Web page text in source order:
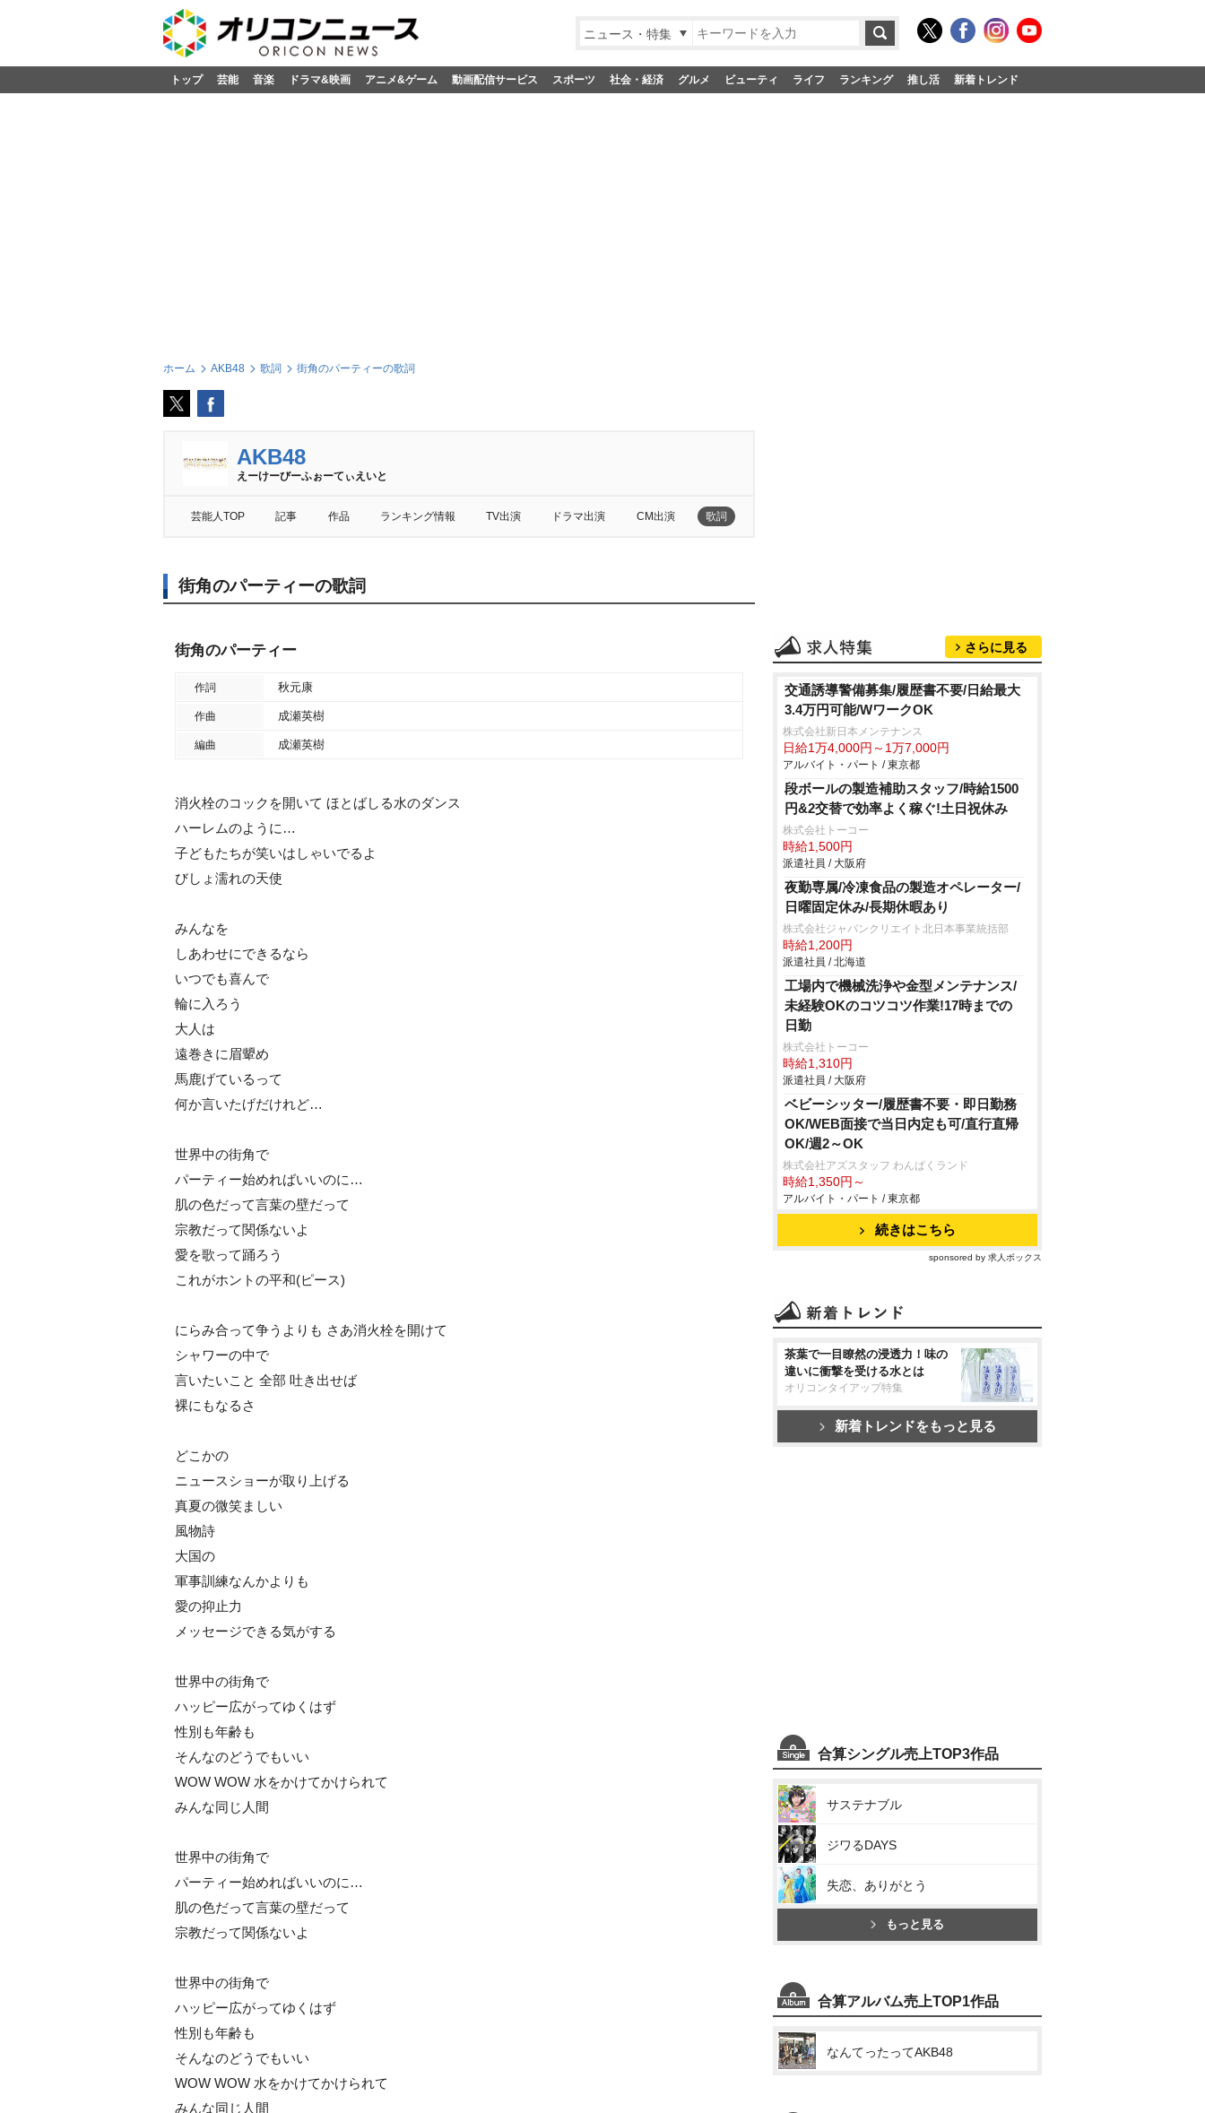
ニュース・特集
トップ 芸能 音楽 ドラマ&映画 アニメ&ゲーム 動画配信サービス スポーツ 社会・経済 グルメ ビューティ ライフ ランキング 推し活 新着トレンド
ホーム AKB48 歌詞 街角のパーティーの歌詞
AKB48
えーけーびーふぉーてぃえいと
芸能人TOP 記事 作品 ランキング情報 TV出演 ドラマ出演 CM出演 歌詞
街角のパーティーの歌詞
街角のパーティー
作詞 秋元康
作曲 成瀬英樹
編曲 成瀬英樹
消火栓のコックを開いて ほとばしる水のダンス
ハーレムのように…
子どもたちが笑いはしゃいでるよ
びしょ濡れの天使
みんなを
しあわせにできるなら
いつでも喜んで
輪に入ろう
大人は
遠巻きに眉顰め
馬鹿げているって
何か言いたげだけれど…
世界中の街角で
パーティー始めればいいのに…
肌の色だって言葉の壁だって
宗教だって関係ないよ
愛を歌って踊ろう
これがホントの平和(ピース)
にらみ合って争うよりも さあ消火栓を開けて
シャワーの中で
言いたいこと 全部 吐き出せば
裸にもなるさ
どこかの
ニュースショーが取り上げる
真夏の微笑ましい
風物詩
大国の
軍事訓練なんかよりも
愛の抑止力
メッセージできる気がする
世界中の街角で
ハッピー広がってゆくはず
性別も年齢も
そんなのどうでもいい
WOW WOW 水をかけてかけられて
みんな同じ人間
世界中の街角で
パーティー始めればいいのに…
肌の色だって言葉の壁だって
宗教だって関係ないよ
世界中の街角で
ハッピー広がってゆくはず
性別も年齢も
そんなのどうでもいい
WOW WOW 水をかけてかけられて
みんな同じ人間
さらに見る
交通誘導警備募集/履歴書不要/日給最大
3.4万円可能/WワークOK
株式会社新日本メンテナンス
日給1万4,000円～1万7,000円
アルバイト・パート / 東京都
段ボールの製造補助スタッフ/時給1500
円&2交替で効率よく稼ぐ!土日祝休み
株式会社トーコー
時給1,500円
派遣社員 / 大阪府
夜勤専属/冷凍食品の製造オペレーター/
日曜固定休み/長期休暇あり
株式会社ジャパンクリエイト北日本事業統括部
時給1,200円
派遣社員 / 北海道
工場内で機械洗浄や金型メンテナンス/
未経験OKのコツコツ作業!17時までの
日勤
株式会社トーコー
時給1,310円
派遣社員 / 大阪府
ベビーシッター/履歴書不要・即日勤務
OK/WEB面接で当日内定も可/直行直帰
OK/週2～OK
株式会社アズスタッフ わんぱくランド
時給1,350円～
アルバイト・パート / 東京都
続きはこちら
sponsored by 求人ボックス
茶葉で一目瞭然の浸透力！味の
違いに衝撃を受ける水とは
オリコンタイアップ特集
新着トレンドをもっと見る
合算シングル売上TOP3作品
サステナブル
ジワるDAYS
失恋、ありがとう
もっと見る
合算アルバム売上TOP1作品
なんてったってAKB48